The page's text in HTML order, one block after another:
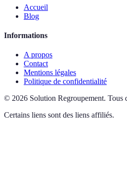
Accueil
Blog
Informations
A propos
Contact
Mentions légales
Politique de confidentialité
© 2026 Solution Regroupement. Tous
Certains liens sont des liens affiliés.